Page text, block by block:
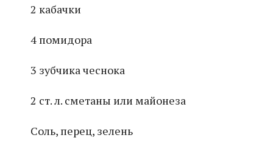
2 кабачки
4 помидора
3 зубчика чеснока
2 ст. л. сметаны или майонеза
Соль, перец, зелень